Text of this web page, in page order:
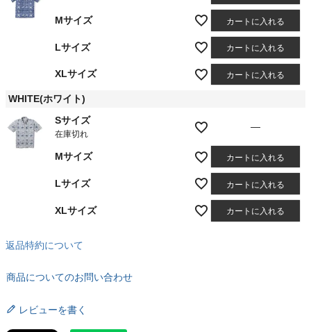
Mサイズ カートに入れる
Lサイズ カートに入れる
XLサイズ カートに入れる
WHITE(ホワイト)
Sサイズ
在庫切れ
—
Mサイズ カートに入れる
Lサイズ カートに入れる
XLサイズ カートに入れる
返品特約について
商品についてのお問い合わせ
レビューを書く